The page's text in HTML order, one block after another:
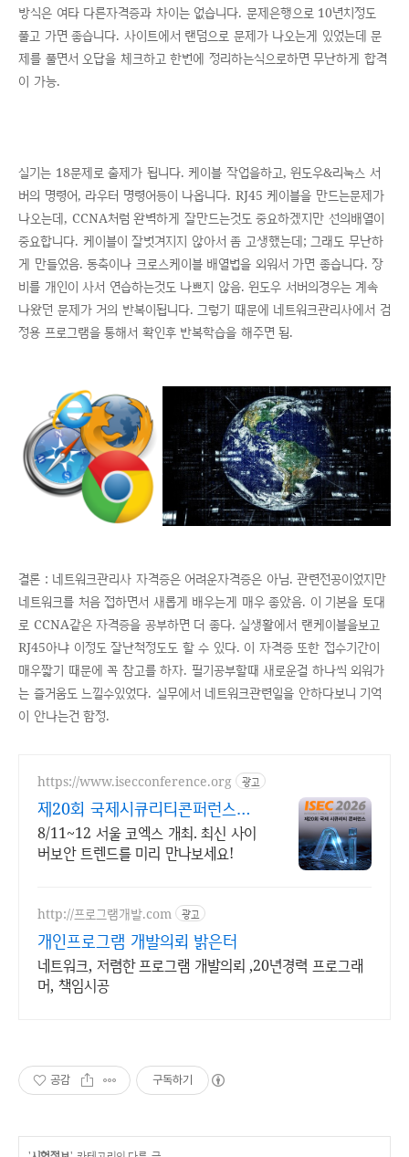
방식은 여타 다른자격증과 차이는 없습니다. 문제은행으로 10년치정도
풀고 가면 좋습니다. 사이트에서 랜덤으로 문제가 나오는게 있었는데 문
제를 풀면서 오답을 체크하고 한번에 정리하는식으로하면 무난하게 합격
이 가능.
실기는 18문제로 출제가 됩니다. 케이블 작업을하고, 윈도우&리눅스 서
버의 명령어, 라우터 명령어등이 나옵니다. RJ45 케이블을 만드는문제가
나오는데, CCNA처럼 완벽하게 잘만드는것도 중요하겠지만 선의배열이
중요합니다. 케이블이 잘벗겨지지 않아서 좀 고생했는데; 그래도 무난하
게 만들었음. 동축이나 크로스케이블 배열법을 외워서 가면 좋습니다. 장
비를 개인이 사서 연습하는것도 나쁘지 않음. 윈도우 서버의경우는 계속
나왔던 문제가 거의 반복이됩니다. 그렇기 때문에 네트워크관리사에서 검
정용 프로그램을 통해서 확인후 반복학습을 해주면 됨.
결론 : 네트워크관리사 자격증은 어려운자격증은 아님. 관련전공이었지만
네트워크를 처음 접하면서 새롭게 배우는게 매우 좋았음. 이 기본을 토대
로 CCNA같은 자격증을 공부하면 더 좋다. 실생활에서 랜케이블을보고
RJ45아냐 이정도 잘난척정도도 할 수 있다. 이 자격증 또한 접수기간이
매우짧기 때문에 꼭 참고를 하자. 필기공부할때 새로운걸 하나씩 외워가
는 즐거움도 느낄수있었다. 실무에서 네트워크관련일을 안하다보니 기억
이 안나는건 함정.
https://www.isecconference.org 광고
제20회 국제시큐리티콘퍼런스
ISEC 2026
8/11~12 서울 코엑스 개최. 최신 사이
버보안 트렌드를 미리 만나보세요!
http://프로그램개발.com 광고
개인프로그램 개발의뢰 밝은터
네트워크, 저렴한 프로그램 개발의뢰 ,20년경력 프로그래
머, 책임시공
공감 구독하기